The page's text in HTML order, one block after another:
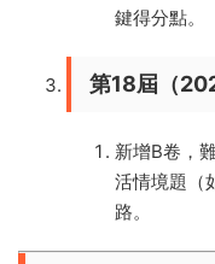
鍵得分點。
第18屆（
新增B卷，
活情境題（
路。